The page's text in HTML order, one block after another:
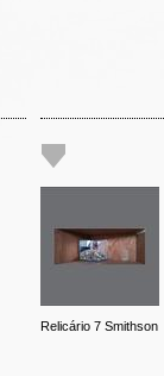
Relicário 7 Smithson